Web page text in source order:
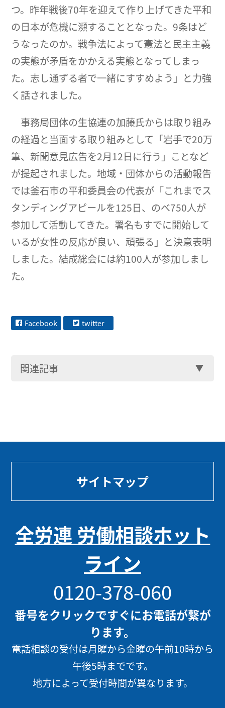
つ。昨年戦後70年を迎えて作り上げてきた平和
の日本が危機に瀕することとなった。9条はど
うなったのか。戦争法によって憲法と民主主義
の実態が矛盾をかかえる実態となってしまっ
た。志し通ずる者で一緒にすすめよう」と力強
く話されました。
事務局団体の生協連の加藤氏からは取り組み
の経過と当面する取り組みとして「岩手で20万
筆、新聞意見広告を2月12日に行う」ことなど
が提起されました。地域・団体からの活動報告
では釜石市の平和委員会の代表が「これまでス
タンディングアピールを125日、のべ750人が
参加して活動してきた。署名もすでに開始して
いるが女性の反応が良い、頑張る」と決意表明
しました。結成総会には約100人が参加しまし
た。
Facebook twitter
関連記事
サイトマップ
全労連 労働相談ホット
ライン
0120-378-060
番号をクリックですぐにお電話が繋が
ります。
電話相談の受付は月曜から金曜の午前10時から
午後5時までです。
地方によって受付時間が異なります。